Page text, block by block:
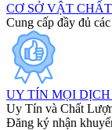
CƠ SỞ VẬT
Cung cấp đầy đủ
UY TÍN MỌI
Uy Tín và Chất
Đăng ký nhận